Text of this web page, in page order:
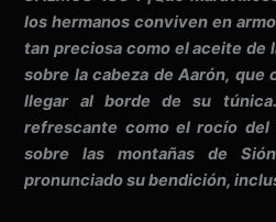
los hermanos conviven en
tan preciosa como el aceite de
sobre la cabeza de Aarón, que
llegar al borde de su
refrescante como el rocío del
sobre las montañas de
pronunciado su bendición,